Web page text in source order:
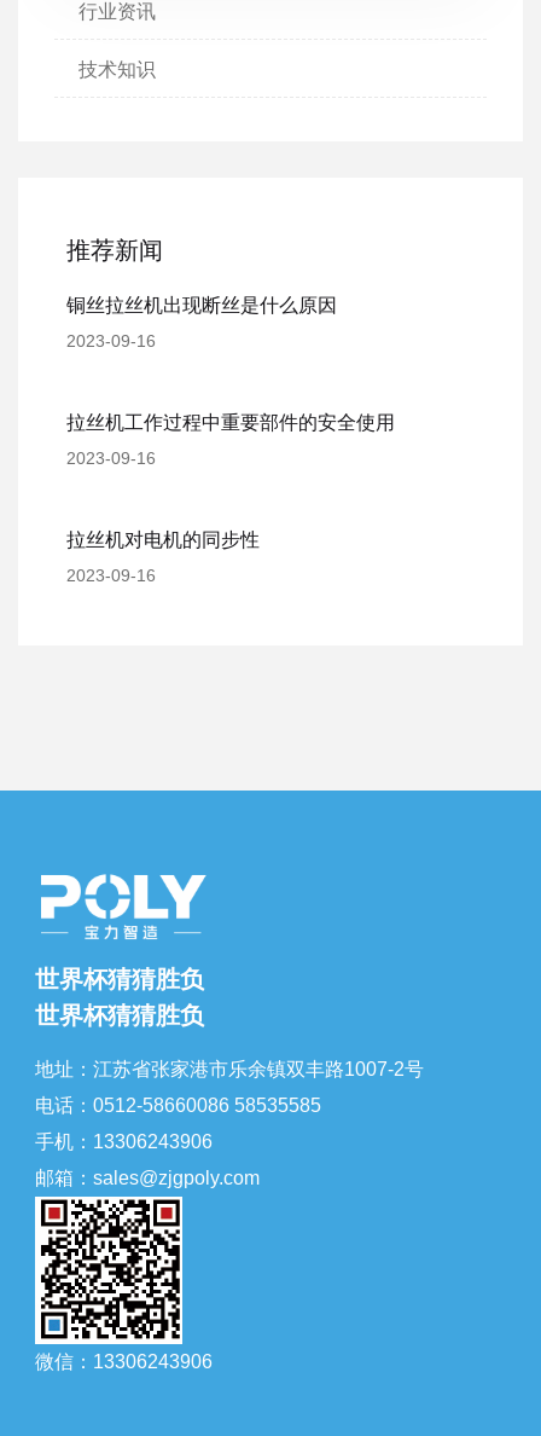
行业资讯
技术知识
推荐新闻
铜丝拉丝机出现断丝是什么原因
2023-09-16
拉丝机工作过程中重要部件的安全使用
2023-09-16
拉丝机对电机的同步性
2023-09-16
世界杯猜猜胜负
世界杯猜猜胜负
地址：江苏省张家港市乐余镇双丰路1007-2号
电话：0512-58660086 58535585
手机：13306243906
邮箱：sales@zjgpoly.com
微信：13306243906